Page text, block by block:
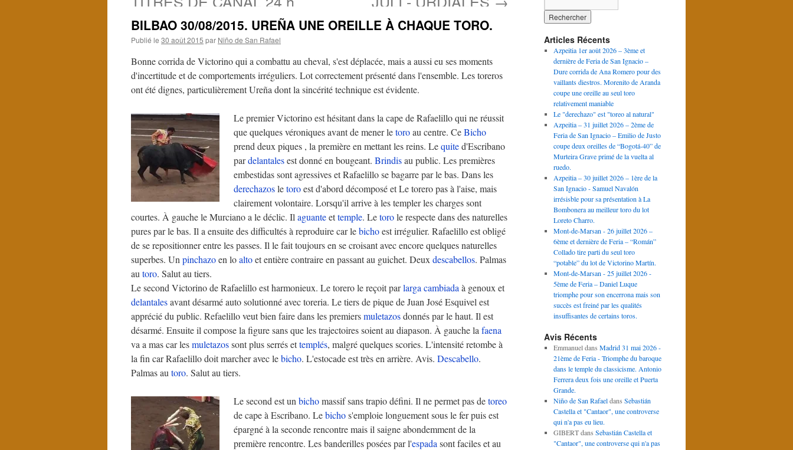
BILBAO 30/08/2015. UREÑA UNE OREILLE À CHAQUE TORO.
Publié le 30 août 2015 par Niño de San Rafael
Bonne corrida de Victorino qui a combattu au cheval, s'est déplacée, mais a aussi eu ses moments
d'incertitude et de comportements irréguliers. Lot correctement présenté dans l'ensemble. Les toreros
ont été dignes, particulièrement Ureña dont la sincérité technique est évidente.
Le premier Victorino est hésitant dans la cape de Rafaelillo qui ne réussit
que quelques véroniques avant de mener letoroau centre. CeBicho
prend deux piques , la première en mettant les reins. Lequited'Escribano
pardelantalesest donné en bougeant. Brindisau public. Les premières
embestidas sont agressives et Rafaelillo se bagarre par le bas. Dans les
derechazosletoroest d'abord décomposé et Le torero pas à l'aise, mais
clairement volontaire. Lorsqu'il arrive à les templer les charges sont
courtes. À gauche le Murciano a le déclic. Il aguanteettemple. Letorole respecte dans des naturelles
pures par le bas. Il a ensuite des difficultés à reproduire car lebichoest irrégulier. Rafaelillo est obligé
de se repositionner entre les passes. Il le fait toujours en se croisant avec encore quelques naturelles
superbes. Un pinchazoen loaltoet entière contraire en passant au guichet. Deux descabellos. Palmas
au toro. Salut au tiers.
Le second Victorino de Rafaelillo est harmonieux. Le torero le reçoit parlarga cambiada à genoux et
delantalesavant désarmé auto solutionné avec toreria. Le tiers de pique de Juan José Esquivel est
apprécié du public. Refaelillo veut bien faire dans les premiersmuletazosdonnés par le haut. Il est
désarmé. Ensuite il compose la figure sans que les trajectoires soient au diapason. À gauche la faena
va a mas car lesmuletazossont plus serrés ettemplés, malgré quelques scories. L'intensité retombe à
la fin car Rafaelillo doit marcher avec lebicho. L'estocade est très en arrière. Avis. Descabello.
Palmas au toro. Salut au tiers.
Le second est un bichomassif sans trapio défini. Il ne permet pas detoreo
de cape à Escribano. Lebichos'emploie longuement sous le fer puis est
épargné à la seconde rencontre mais il saigne abondemment de la
première rencontre. Les banderilles posées par l'espada sont faciles et au
Articles Récents
Azpeitia 1er août 2026 – 3ème et
dernière de Feria de San Ignacio –
Dure corrida de Ana Romero pour des
vaillants diestros. Morenito de Aranda
coupe une oreille au seul toro
relativement maniable
Le "derechazo" est "toreo al natural"
Azpeitia – 31 juillet 2026 – 2ème de
Feria de San Ignacio – Emilio de Justo
coupe deux oreilles de “Bogotá-40” de
Murteira Grave primé de la vuelta al
ruedo.
Azpeitia – 30 juillet 2026 – 1ère de la
San Ignacio - Samuel Navalón
irrésisble pour sa présentation à La
Bombonera au meilleur toro du lot
Loreto Charro.
Mont-de-Marsan - 26 juillet 2026 –
6ème et dernière de Feria – “Román”
Collado tire parti du seul toro
“potable” du lot de Victorino Martín.
Mont-de-Marsan - 25 juillet 2026 -
5ème de Feria – Daniel Luque
triomphe pour son encerrona mais son
succès est freiné par les qualités
insuffisantes de certains toros.
Avis Récents
Emmanueldans Madrid 31 mai 2026 -
21ème de Feria - Triomphe du baroque
dans le temple du classicisme. Antonio
Ferrera deux fois une oreille et Puerta
Grande.
Niño de San Rafaeldans Sebastián
Castella et "Cantaor", une controverse
qui n'a pas eu lieu.
GIBERTdans Sebastián Castella et
"Cantaor", une controverse qui n'a pas